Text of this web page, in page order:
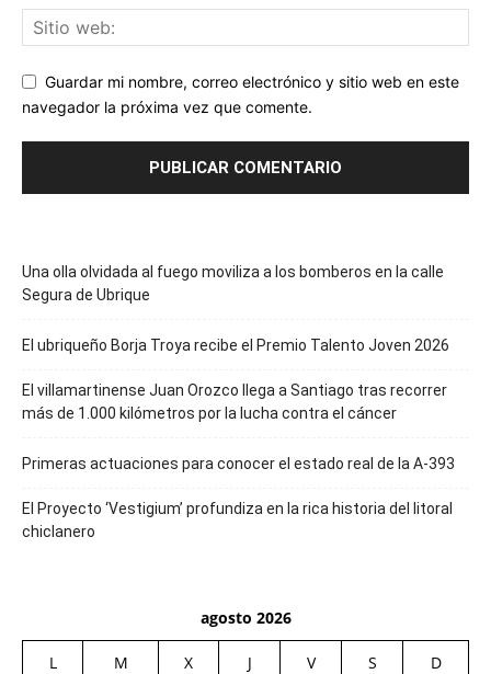
Guardar mi nombre, correo electrónico y sitio web en este
navegador la próxima vez que comente.
Una olla olvidada al fuego moviliza a los bomberos en la calle
Segura de Ubrique
El ubriqueño Borja Troya recibe el Premio Talento Joven 2026
El villamartinense Juan Orozco llega a Santiago tras recorrer
más de 1.000 kilómetros por la lucha contra el cáncer
Primeras actuaciones para conocer el estado real de la A-393
El Proyecto ‘Vestigium’ profundiza en la rica historia del litoral
chiclanero
agosto 2026
L M X J V S D